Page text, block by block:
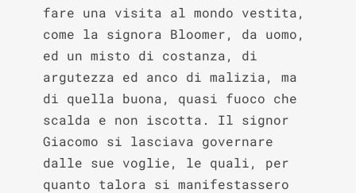
fare una visita al mondo vestita,
come la signora Bloomer, da uomo,
ed un misto di costanza, di
argutezza ed anco di malizia, ma
di quella buona, quasi fuoco che
scalda e non iscotta. Il signor
Giacomo si lasciava governare
dalle sue voglie, le quali, per
quanto talora si manifestassero